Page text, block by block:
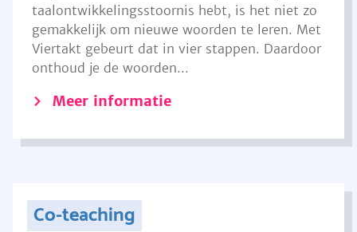
taalontwikkelingsstoornis hebt, is het niet zo
gemakkelijk om nieuwe woorden te leren. Met
Viertakt gebeurt dat in vier stappen. Daardoor
onthoud je de woorden...
Meer informatie
Co-teaching